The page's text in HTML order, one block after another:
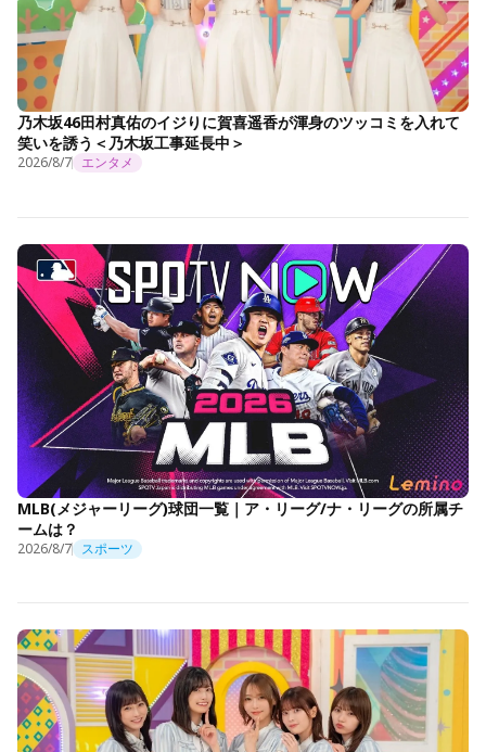
乃木坂46田村真佑のイジりに賀喜遥香が渾身のツッコミを入れて
笑いを誘う＜乃木坂工事延長中＞
2026/8/7 エンタメ
MLB(メジャーリーグ)球団一覧｜ア・リーグ/ナ・リーグの所属チ
ームは？
2026/8/7 スポーツ